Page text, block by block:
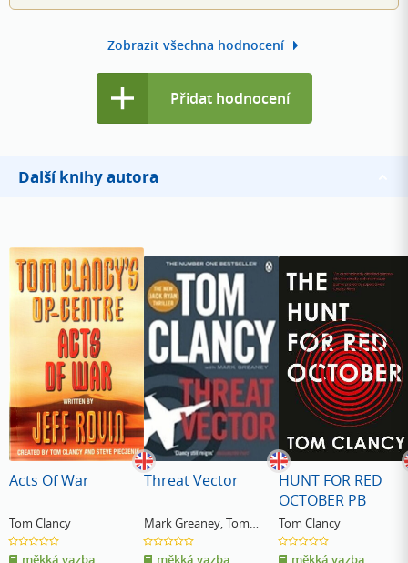
Zobrazit všechna hodnocení
Přidat hodnocení
Další knihy autora
Acts Of War
Tom Clancy
0.0
z
5 měkká vazba
Threat Vector
Mark Greaney,Tom
Clancy
0.0
z
5 měkká vazba
HUNT FOR RED
OCTOBER PB
Tom Clancy
0.0
z
5 měkká vazba